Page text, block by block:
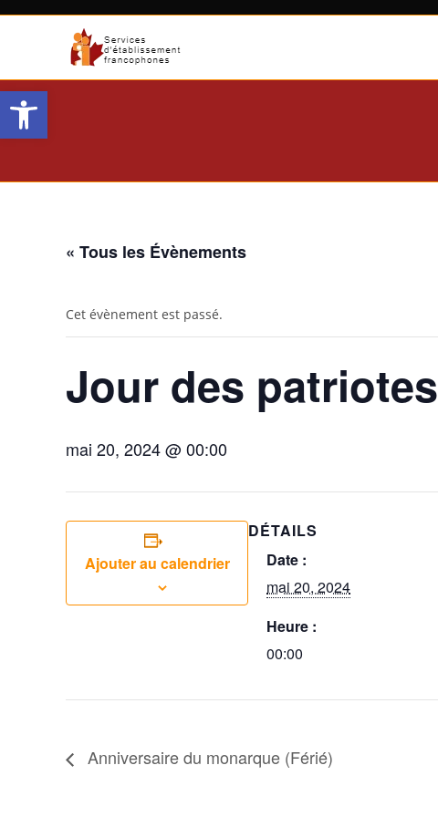
Aller
« Tous les Évènements
Cet évènement est passé.
Jour des patriotes
mai 20, 2024 @ 00:00
Ajouter au calendrier
DÉTAILS
Date :
mai 20, 2024
Heure :
00:00
Anniversaire du monarque (Férié)
Open toolbar